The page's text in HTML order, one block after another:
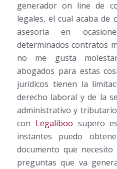
generador on line de
legales, el cual acaba de
asesoría en
determinados contratos
no me gusta
abogados para estas
jurídicos tienen la
derecho laboral y de la
administrativo y
con Legaliboo supero
instantes puedo
documento que
preguntas que va